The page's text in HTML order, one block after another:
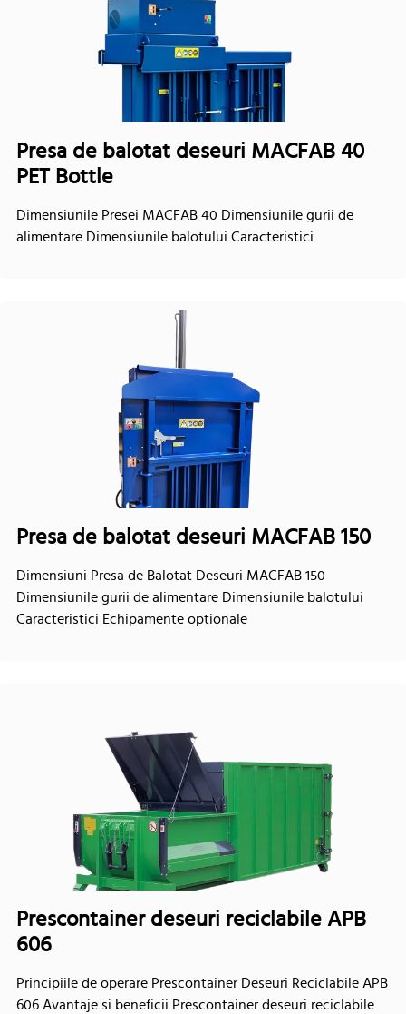
Presa de balotat deseuri MACFAB 40
PET Bottle
Dimensiunile Presei MACFAB 40 Dimensiunile gurii de
alimentare Dimensiunile balotului Caracteristici
Presa de balotat deseuri MACFAB 150
Dimensiuni Presa de Balotat Deseuri MACFAB 150
Dimensiunile gurii de alimentare Dimensiunile balotului
Caracteristici Echipamente optionale
Prescontainer deseuri reciclabile APB
606
Principiile de operare Prescontainer Deseuri Reciclabile APB
606 Avantaje si beneficii Prescontainer deseuri reciclabile